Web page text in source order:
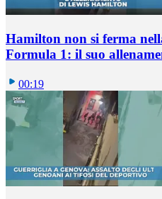
Hamilton non si ferma
Formula 1: il suo
00:19